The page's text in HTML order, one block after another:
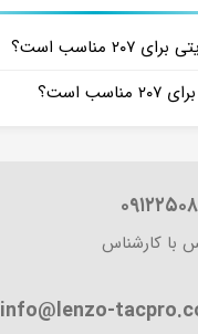
۲۰۷ مناسب است؟
است؟
با کارشناس
info@lenzo-